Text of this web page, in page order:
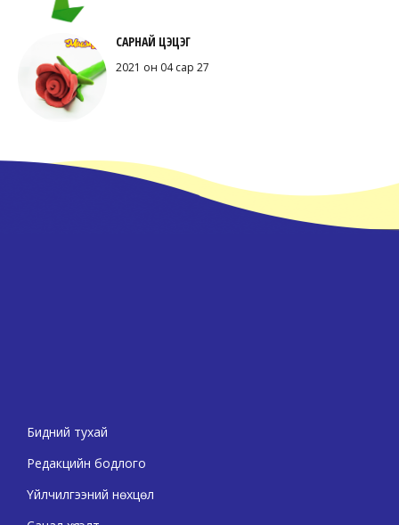
САРНАЙ ЦЭЦЭГ
2021 он 04 сар 27
Бидний тухай
Редакцийн бодлого
Үйлчилгээний нөхцөл